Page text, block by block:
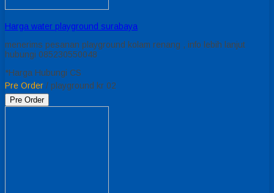
Harga water playground surabaya
menerims pesanan playground kolam renang , info lebih lanjut
hubungi 085230550048
*Harga Hubungi CS
Pre Order / playground kr 02
Pre Order